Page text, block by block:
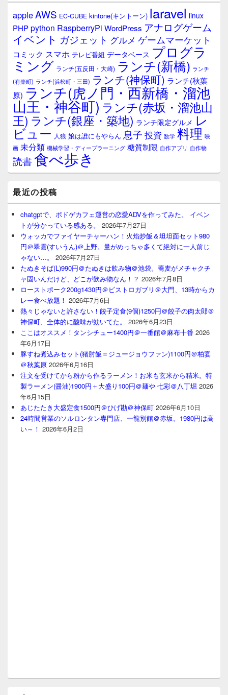
appleAWS EC-CUBE kintone(キントーン) laravel linux
PHPpython RaspberryPi WordPress アナログゲーム
イベント ガジェット グルメ ゲームマーケット
コミック スマホ テレビ番組 データベース プログラ
ミング ランチ(五反田・大崎) ランチ(新橋) ランチ
(有楽町) ランチ(浜松町・三田) ランチ(神保町) ランチ(秋葉
原) ランチ(虎ノ門・西新橋・溜池
山王・神谷町) ランチ(赤坂・溜池山
王) ランチ(銀座・築地) ランチ限定グルメ レ
ビュー 人狼 娘は誰にもやらん 息子 投資 数学 料理 映
画 未分類 機械学習・ディープラーニング 糖質制限 自作アプリ 自作物
読書食べ歩き
最近の投稿
chatgptで、ボドゲカフェ運営の恋愛ADVを作ってみた。 イベン
トが分かっている感ある。
2026年7月27日
ウォッカでファイヤーチャーハン！火焰炒飯＆坦坦面セット980
円＠翠雲(すいうん)＠上野。量がめっちゃ多くて絶対に一人前じ
ゃない…。
2026年7月27日
たぬきそば(L)990円＠たぬきは飲み物＠池袋。蕎麦がメチャクチ
ャ固いんだけど、どこが飲み物なん！？ 2026年7月8日
ローストポーク200g1430円＠ビストロガブリ＠大門、13時からカ
レー食べ放題！ 2026年7月6日
熱々じゃないと許さない！餃子定食(9個)1250円＠餃子の肉太郎＠
神保町、全体的に酸味が効いてた。
2026年6月23日
ここはオススメ！タンシチュー1400円＠一番館＠麻布十番 2026
年6月17日
豚すね煮込みセット(猪肘飯＝ジュージョウファン)1100円＠柏宴
＠秋葉原 2026年6月16日
注文を受けてから粉から作るラーメン！お米も玄米から精米。特
製ラーメン(醤油)1900円＋大盛り100円＠麺や 七彩＠八丁堀 2026
年6月15日
あじたたき大盛定食1500円＠ひげ勘＠神保町 2026年6月10日
24時間営業のソルロンタン専門店、一龍別館＠赤坂。1980円は高
い～！ 2026年6月2日